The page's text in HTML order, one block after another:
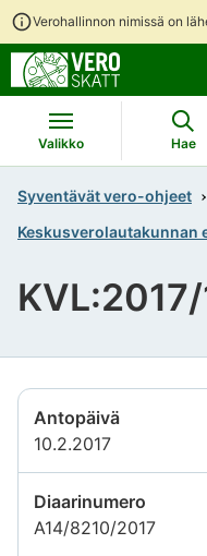
Verohallinnon nimissä on
Valikko Hae
Syventävät vero-ohjeet
Keskusverolautakunnan
Antopäivä
10.2.2017
Diaarinumero
A14/8210/2017